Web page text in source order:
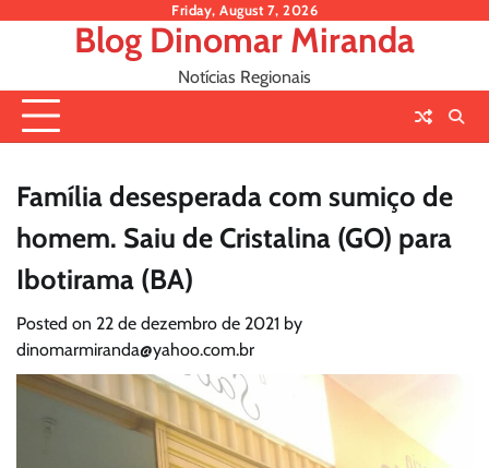
Friday, August 7, 2026
Blog Dinomar Miranda
Notícias Regionais
Família desesperada com sumiço de
homem. Saiu de Cristalina (GO) para
Ibotirama (BA)
Posted on 22 de dezembro de 2021 by
dinomarmiranda@yahoo.com.br